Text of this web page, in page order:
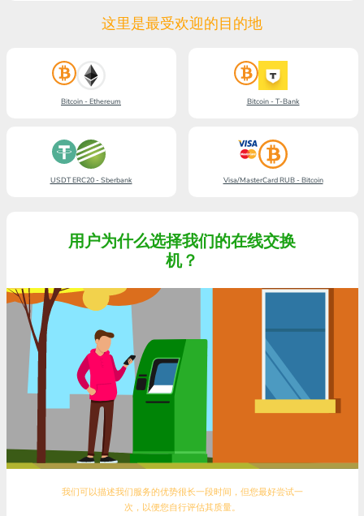
这里是最受欢迎的目的地
Bitcoin - Ethereum Bitcoin - T-Bank
USDT ERC20 - Sberbank Visa/MasterCard RUB - Bitcoin
用户为什么选择我们的在线交换
机？
我们可以描述我们服务的优势很长一段时间，但您最好尝试一
次，以便您自行评估其质量。